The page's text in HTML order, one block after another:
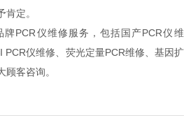
定。
PCR仪维修服务，包括国产PCR仪维
PCR仪维修、荧光定量PCR维修、基因扩
客咨询。